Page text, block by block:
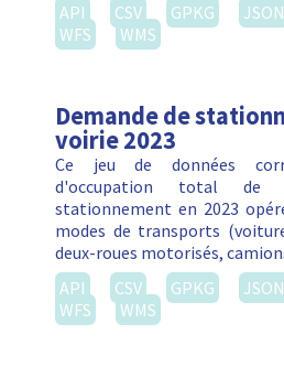
API
CSV GPKG JSON
WFS
WMS
Demande de
voirie 2023
Ce jeu de données
d'occupation total de
stationnement en 2023
modes de transports
deux-roues motorisés,
API
CSV GPKG JSON
WFS
WMS